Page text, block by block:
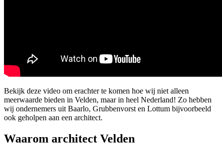
Bekijk deze video om erachter te komen hoe wij niet alleen
meerwaarde bieden in Velden, maar in heel Nederland! Zo hebben
wij ondernemers uit Baarlo, Grubbenvorst en Lottum bijvoorbeeld
ook geholpen aan een architect.
Waarom architect Velden